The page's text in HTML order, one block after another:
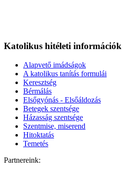
Katolikus hitéleti információk
Alapvető imádságok
A katolikus tanítás formulái
Keresztség
Bérmálás
Elsőgyónás - Elsőáldozás
Betegek szentsége
Házasság szentsége
Szentmise, miserend
Hitoktatás
Temetés
Partnereink: